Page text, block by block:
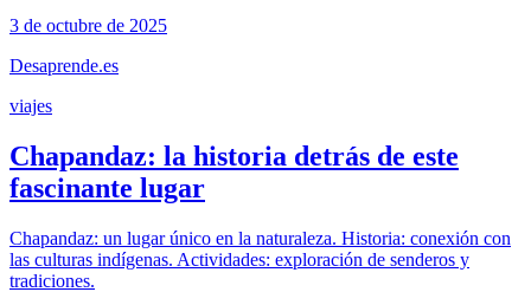
3 de octubre de 2025
Desaprende.es
viajes
Chapandaz: la historia detrás de este
fascinante lugar
Chapandaz: un lugar único en la naturaleza. Historia: conexión con
las culturas indígenas. Actividades: exploración de senderos y
tradiciones.